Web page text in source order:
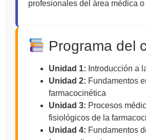
profesionales del área médica
Programa del
Unidad 1: Introducción a
Unidad 2: Fundamentos
farmacocinética
Unidad 3: Procesos
fisiológicos de la
Unidad 4: Fundamentos